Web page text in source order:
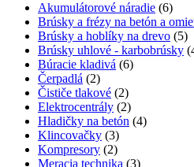
Akumulátorové náradie (6)
Brúsky a frézy na betón a
Brúsky a hoblíky na drevo (5)
Brúsky uhlové - karbobrúsky
Búracie kladivá (6)
Čerpadlá (2)
Čističe tlakové (2)
Elektrocentrály (2)
Hladičky na betón (4)
Klincovačky (3)
Kompresory (2)
Meracia technika (3)